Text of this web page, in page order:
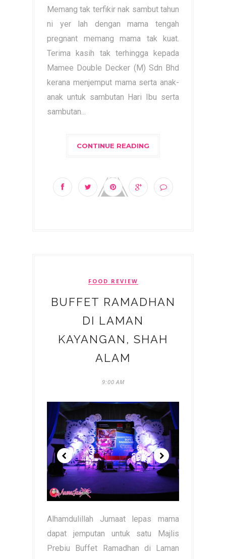
Memang tak terfikir nak sambut tahun
ni yer lah dengan mama tengah
pregnant memang mama tak kuat.
Terima kasih tak terhingga kepada
Mamee Double Decker (M) Sdn Bhd
kerana menjemput mama serta anak-
anak untuk sambutan Hari Ibu serta
sambutan...
CONTINUE READING
FOOD REVIEW
BUFFET RAMADHAN
DI LAMAN
KAYANGAN, SHAH
ALAM
9:00 AM
Alhamdulillah Jumaat lepas mama
dapat jemputan untuk satu Majlis
Prebiu Buffet Ramadhan di Laman